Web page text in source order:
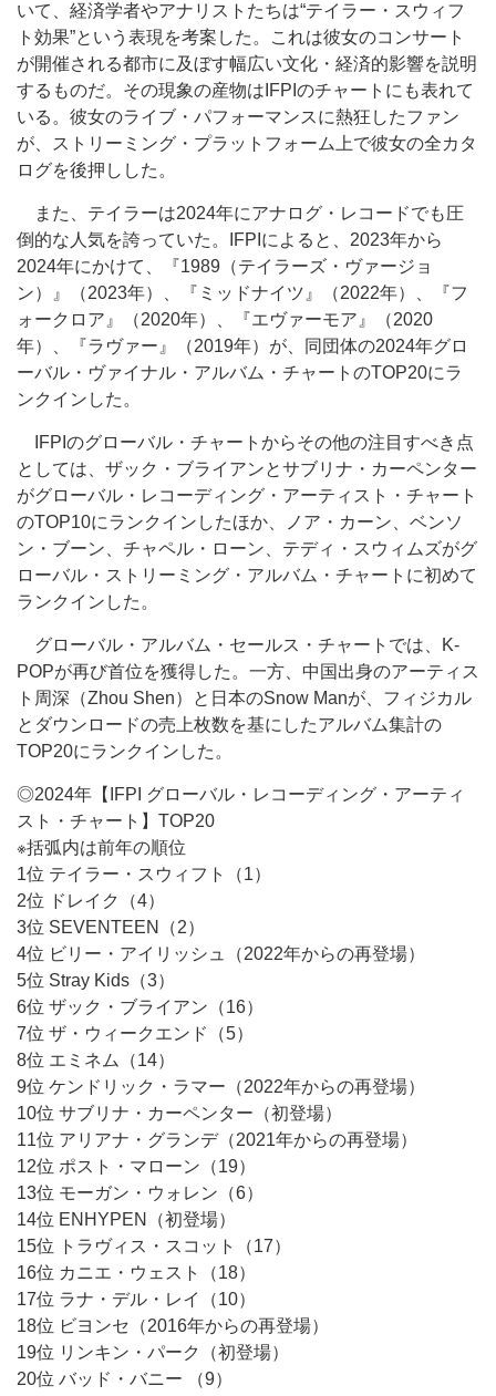
いて、経済学者やアナリストたちは“テイラー・スウィフ
ト効果”という表現を考案した。これは彼女のコンサート
が開催される都市に及ぼす幅広い文化・経済的影響を説明
するものだ。その現象の産物はIFPIのチャートにも表れて
いる。彼女のライブ・パフォーマンスに熱狂したファン
が、ストリーミング・プラットフォーム上で彼女の全カタ
ログを後押しした。
また、テイラーは2024年にアナログ・レコードでも圧
倒的な人気を誇っていた。IFPIによると、2023年から
2024年にかけて、『1989（テイラーズ・ヴァージョ
ン）』（2023年）、『ミッドナイツ』（2022年）、『フ
ォークロア』（2020年）、『エヴァーモア』（2020
年）、『ラヴァー』（2019年）が、同団体の2024年グロ
ーバル・ヴァイナル・アルバム・チャートのTOP20にラ
ンクインした。
IFPIのグローバル・チャートからその他の注目すべき点
としては、ザック・ブライアンとサブリナ・カーペンター
がグローバル・レコーディング・アーティスト・チャート
のTOP10にランクインしたほか、ノア・カーン、ベンソ
ン・ブーン、チャペル・ローン、テディ・スウィムズがグ
ローバル・ストリーミング・アルバム・チャートに初めて
ランクインした。
グローバル・アルバム・セールス・チャートでは、K-
POPが再び首位を獲得した。一方、中国出身のアーティス
ト周深（Zhou Shen）と日本のSnow Manが、フィジカル
とダウンロードの売上枚数を基にしたアルバム集計の
TOP20にランクインした。
◎2024年【IFPI グローバル・レコーディング・アーティ
スト・チャート】TOP20
※括弧内は前年の順位
1位 テイラー・スウィフト（1）
2位 ドレイク（4）
3位 SEVENTEEN（2）
4位 ビリー・アイリッシュ（2022年からの再登場）
5位 Stray Kids（3）
6位 ザック・ブライアン（16）
7位 ザ・ウィークエンド（5）
8位 エミネム（14）
9位 ケンドリック・ラマー（2022年からの再登場）
10位 サブリナ・カーペンター（初登場）
11位 アリアナ・グランデ（2021年からの再登場）
12位 ポスト・マローン（19）
13位 モーガン・ウォレン（6）
14位 ENHYPEN（初登場）
15位 トラヴィス・スコット（17）
16位 カニエ・ウェスト（18）
17位 ラナ・デル・レイ（10）
18位 ビヨンセ（2016年からの再登場）
19位 リンキン・パーク（初登場）
20位 バッド・バニー （9）